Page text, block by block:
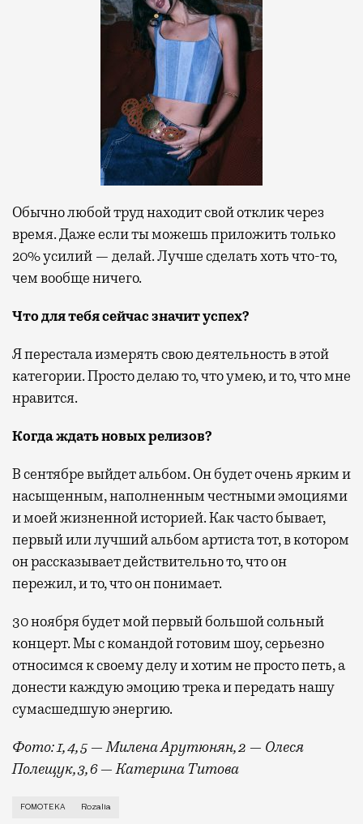
Обычно любой труд находит свой отклик через
время. Даже если ты можешь приложить только
20% усилий — делай. Лучше сделать хоть что-то,
чем вообще ничего.
Что для тебя сейчас значит успех?
Я перестала измерять свою деятельность в этой
категории. Просто делаю то, что умею, и то, что мне
нравится.
Когда ждать новых релизов?
В сентябре выйдет альбом. Он будет очень ярким и
насыщенным, наполненным честными эмоциями
и моей жизненной историей. Как часто бывает,
первый или лучший альбом артиста тот, в котором
он рассказывает действительно то, что он
пережил, и то, что он понимает.
30 ноября будет мой первый большой сольный
концерт. Мы с командой готовим шоу, серьезно
относимся к своему делу и хотим не просто петь, а
донести каждую эмоцию трека и передать нашу
сумасшедшую энергию.
Фото: 1, 4, 5 — Милена Арутюнян, 2 — Олеся
Полещук, 3, 6 — Катерина Титова
Если вы слышали о певице Rozalia только
FOMOTEKA Rozalia